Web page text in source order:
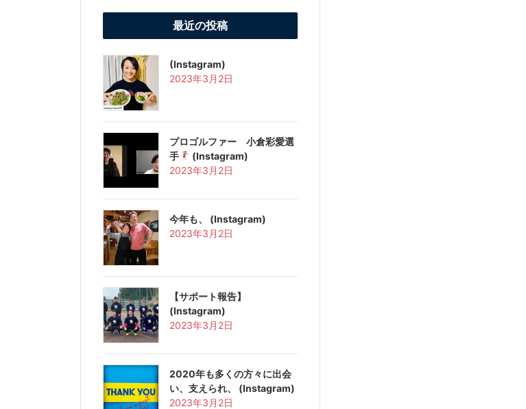
最近の投稿
(Instagram)
2023年3月2日
プロゴルファー 小倉彩愛選
手
(Instagram)
2023年3月2日
今年も、 (Instagram)
2023年3月2日
【サポート報告️】
(Instagram)
2023年3月2日
2020年も多くの方々に出会
い、支えられ、 (Instagram)
2023年3月2日